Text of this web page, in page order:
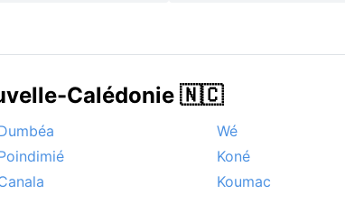
Calédonie 🇳🇨
Wé
Koné
Koumac